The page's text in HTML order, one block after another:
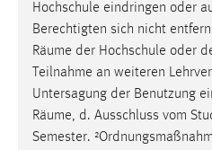
Hochschule eindringen oder
Berechtigten sich nicht
Räume der Hochschule oder
Teilnahme an weiteren
Untersagung der Benutzung
Räume, d. Ausschluss vom
Semester.
STATISTIK
Statistik Cookies erfassen
Diese Informationen helfen
unsere Besucher unsere